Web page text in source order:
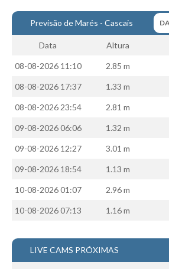
Costa da Caparica - Praia Norte HD
Costa da Caparica - Praia CDS - HD
Costa da Caparica - Marcelino Beach Cafe HD
Quarteira
Faro HD
Faro Surf Spot HD
Fuzeta
Fuzeta Vista Mar HD
Machico HD
Previsão de Marés - Cascais
Data Altura
08-08-2026 11:10 2.85 m
08-08-2026 17:37 1.33 m
08-08-2026 23:54 2.81 m
09-08-2026 06:06 1.32 m
09-08-2026 12:27 3.01 m
09-08-2026 18:54 1.13 m
10-08-2026 01:07 2.96 m
10-08-2026 07:13 1.16 m
LIVE CAMS PRÓXIMAS